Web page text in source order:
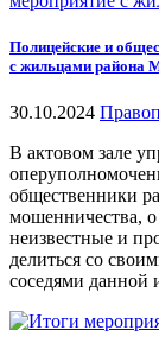
Полицейские и
с жильцами района
30.10.2024
В актовом зале
общественники
мошенничества,
неизвестные и
делиться со
соседями данной